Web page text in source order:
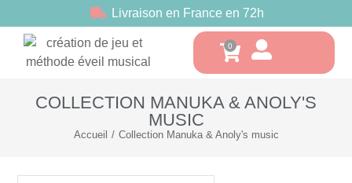
Livraison en France en 72h
COLLECTION MANUKA & ANOLY'S
MUSIC
Vous êtes ici :
Accueil Collection Manuka & Anoly's music